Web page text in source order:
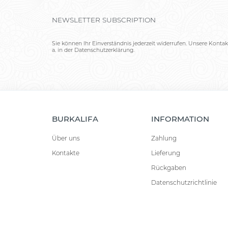
NEWSLETTER SUBSCRIPTION
Sie können Ihr Einverständnis jederzeit widerrufen. Unsere
a. in der Datenschutzerklärung.
BURKALIFA
Über uns
Kontakte
INFORMATION
Zahlung
Lieferung
Rückgaben
Datenschutzrichtlinie